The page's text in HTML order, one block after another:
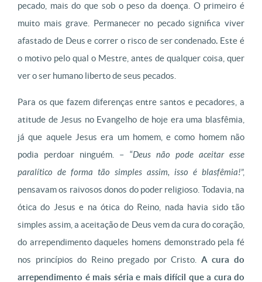
pecado, mais do que sob o peso da doença. O primeiro é
muito mais grave. Permanecer no pecado significa viver
afastado de Deus e correr o risco de ser condenado. Este é
o motivo pelo qual o Mestre, antes de qualquer coisa, quer
ver o ser humano liberto de seus pecados.
Para os que fazem diferenças entre santos e pecadores, a
atitude de Jesus no Evangelho de hoje era uma blasfêmia,
já que aquele Jesus era um homem, e como homem não
podia perdoar ninguém. – “Deus não pode aceitar esse
paralítico de forma tão simples assim, isso é blasfêmia!”,
pensavam os raivosos donos do poder religioso. Todavia, na
ótica do Jesus e na ótica do Reino, nada havia sido tão
simples assim, a aceitação de Deus vem da cura do coração,
do arrependimento daqueles homens demonstrado pela fé
nos princípios do Reino pregado por Cristo. A cura do
arrependimento é mais séria e mais difícil que a cura do